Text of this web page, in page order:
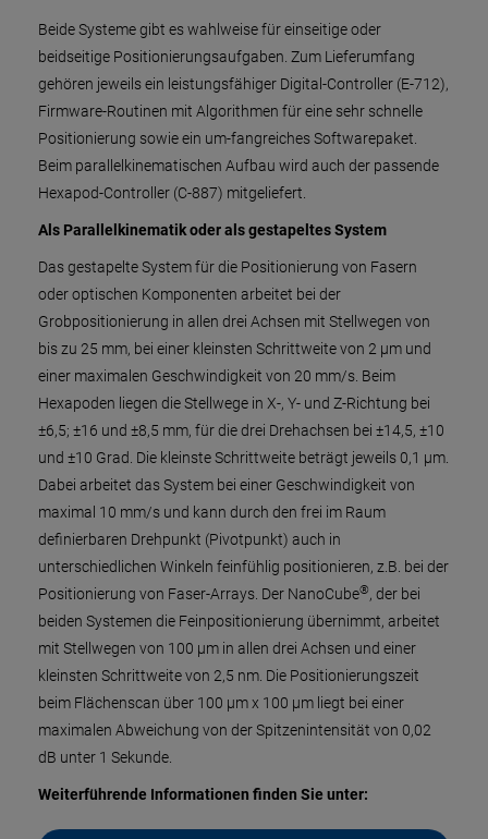
Beide Systeme gibt es wahlweise für einseitige oder
beidseitige Positionierungsaufgaben. Zum Lieferumfang
gehören jeweils ein leistungsfähiger Digital-Controller (E-712),
Firmware-Routinen mit Algorithmen für eine sehr schnelle
Positionierung sowie ein um-fangreiches Softwarepaket.
Beim parallelkinematischen Aufbau wird auch der passende
Hexapod-Controller (C-887) mitgeliefert.
Als Parallelkinematik oder als gestapeltes System
Das gestapelte System für die Positionierung von Fasern
oder optischen Komponenten arbeitet bei der
Grobpositionierung in allen drei Achsen mit Stellwegen von
bis zu 25 mm, bei einer kleinsten Schrittweite von 2 µm und
einer maximalen Geschwindigkeit von 20 mm/s. Beim
Hexapoden liegen die Stellwege in X-, Y- und Z-Richtung bei
±6,5; ±16 und ±8,5 mm, für die drei Drehachsen bei ±14,5, ±10
und ±10 Grad. Die kleinste Schrittweite beträgt jeweils 0,1 µm.
Dabei arbeitet das System bei einer Geschwindigkeit von
maximal 10 mm/s und kann durch den frei im Raum
definierbaren Drehpunkt (Pivotpunkt) auch in
unterschiedlichen Winkeln feinfühlig positionieren, z.B. bei der
Positionierung von Faser-Arrays. Der NanoCube®, der bei
beiden Systemen die Feinpositionierung übernimmt, arbeitet
mit Stellwegen von 100 µm in allen drei Achsen und einer
kleinsten Schrittweite von 2,5 nm. Die Positionierungszeit
beim Flächenscan über 100 µm x 100 µm liegt bei einer
maximalen Abweichung von der Spitzenintensität von 0,02
dB unter 1 Sekunde.
Weiterführende Informationen finden Sie unter: